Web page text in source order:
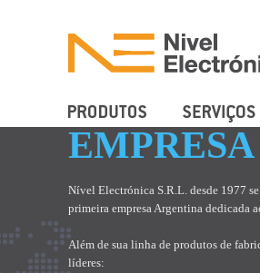
Produtos Serviços
EMPRESA
Nível Electrónica S.R.L. desde 1977
primeira empresa Argentina dedicada
Além de sua linha de produtos de
líderes: